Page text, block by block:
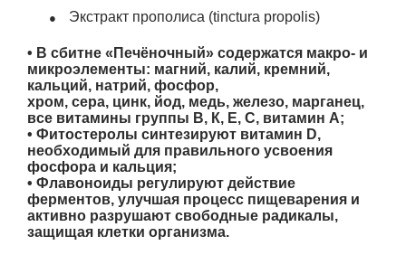
● Экстракт прополиса (tinctura propolis)
• В сбитне «Печёночный» содержатся макро- и
микроэлементы: магний, калий, кремний,
кальций, натрий, фосфор,
хром, сера, цинк, йод, медь, железо, марганец,
все витамины группы В, К, Е, С, витамин А;
• Фитостеролы синтезируют витамин D,
необходимый для правильного усвоения
фосфора и кальция;
• Флавоноиды регулируют действие
ферментов, улучшая процесс пищеварения и
активно разрушают свободные радикалы,
защищая клетки организма.